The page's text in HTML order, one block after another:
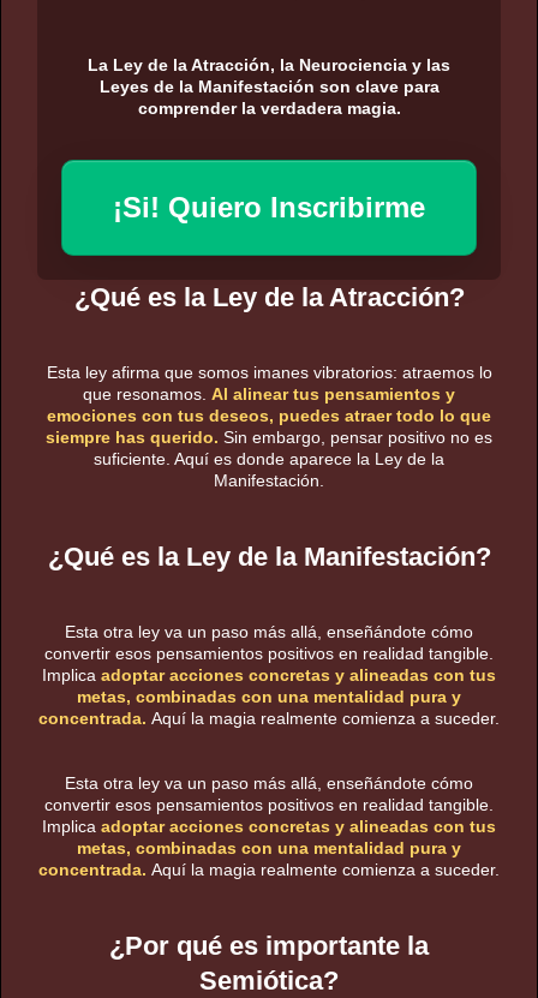
La Ley de la Atracción, la Neurociencia y las
Leyes de la Manifestación son clave para
comprender la verdadera magia.
¡Si! Quiero Inscribirme
¿Qué es la Ley de la Atracción?
Esta ley afirma que somos imanes vibratorios: atraemos lo
que resonamos. Al alinear tus pensamientos y
emociones con tus deseos, puedes atraer todo lo que
siempre has querido. Sin embargo, pensar positivo no es
suficiente. Aquí es donde aparece la Ley de la
Manifestación.
¿Qué es la Ley de la Manifestación?
Esta otra ley va un paso más allá, enseñándote cómo
convertir esos pensamientos positivos en realidad tangible.
Implica adoptar acciones concretas y alineadas con tus
metas, combinadas con una mentalidad pura y
concentrada. Aquí la magia realmente comienza a suceder.
Esta otra ley va un paso más allá, enseñándote cómo
convertir esos pensamientos positivos en realidad tangible.
Implica adoptar acciones concretas y alineadas con tus
metas, combinadas con una mentalidad pura y
concentrada. Aquí la magia realmente comienza a suceder.
¿Por qué es importante la
Semiótica?